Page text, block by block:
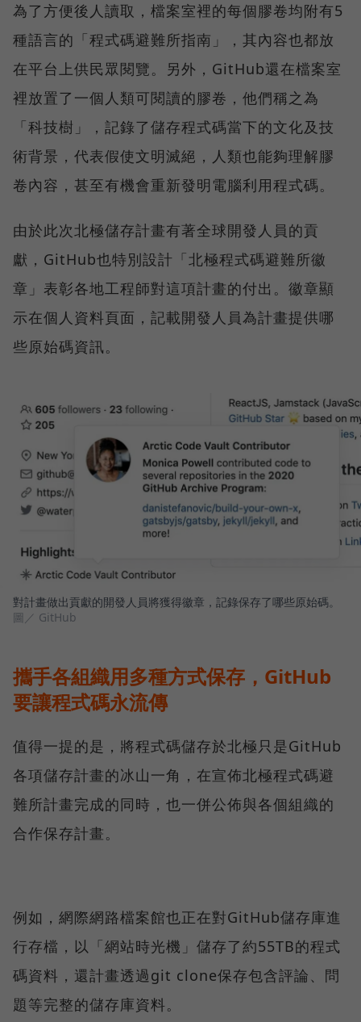
為了方便後人讀取，檔案室裡的每個膠卷均附有5
種語言的「程式碼避難所指南」，其內容也都放
在平台上供民眾閱覽。另外，GitHub還在檔案室
裡放置了一個人類可閱讀的膠卷，他們稱之為
「科技樹」，記錄了儲存程式碼當下的文化及技
術背景，代表假使文明滅絕，人類也能夠理解膠
卷內容，甚至有機會重新發明電腦利用程式碼。
由於此次北極儲存計畫有著全球開發人員的貢
獻，GitHub也特別設計「北極程式碼避難所徽
章」表彰各地工程師對這項計畫的付出。徽章顯
示在個人資料頁面，記載開發人員為計畫提供哪
些原始碼資訊。
對計畫做出貢獻的開發人員將獲得徽章，記錄保存了哪些原始碼。
圖／ GitHub
攜手各組織用多種方式保存，GitHub
要讓程式碼永流傳
值得一提的是，將程式碼儲存於北極只是GitHub
各項儲存計畫的冰山一角，在宣佈北極程式碼避
難所計畫完成的同時，也一併公佈與各個組織的
合作保存計畫。
例如，網際網路檔案館也正在對GitHub儲存庫進
行存檔，以「網站時光機」儲存了約55TB的程式
碼資料，還計畫透過git clone保存包含評論、問
題等完整的儲存庫資料。